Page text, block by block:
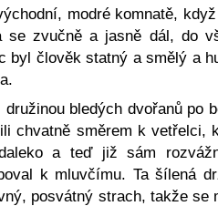
modré komnatě,
se zvučně a jasně dál, do
byl člověk statný a smělý a
bledých dvořanů po
chvatně směrem k vetřelci,
a teď již sám
k mluvčímu. Ta šílená
posvátný strach, takže se